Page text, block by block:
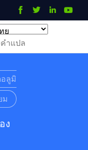
าแปล
อลูมิ
ม
ง